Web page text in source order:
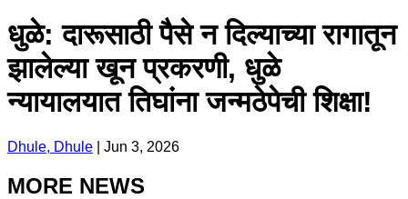
धुळे: दारूसाठी पैसे न दिल्याच्या रागातून
झालेल्या खून प्रकरणी, धुळे
न्यायालयात तिघांना जन्मठेपेची शिक्षा!
Dhule, Dhule Jun 3, 2026
MORE NEWS